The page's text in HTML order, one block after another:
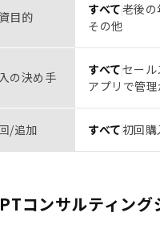
目的 すべて老後
その他
の決め手 すべてセー
アプリで管
/追加 すべて初回購
コンサルティング